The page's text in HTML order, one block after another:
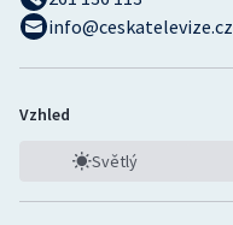
info@ceskatelevize.cz
Vzhled
Světlý